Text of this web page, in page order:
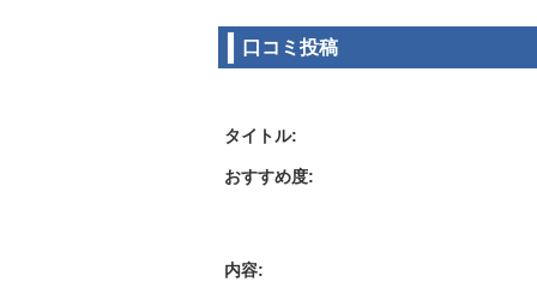
るので
良いと
ムチ
交通
親身
口コミ投稿
タイトル:
おすすめ度:
内容: